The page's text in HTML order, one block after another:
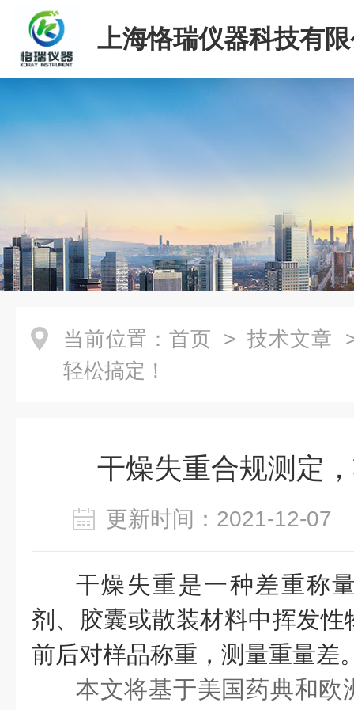
上海恪瑞仪器科技有
当前位置： 首页 > 技术文章
轻松搞定！
干燥失重合规测定
更新时间：2021-12-
干燥失重是一种差重称
剂、胶囊或散装材料中挥发
前后对样品称重，测量重量差
本文将基于美国药典和欧